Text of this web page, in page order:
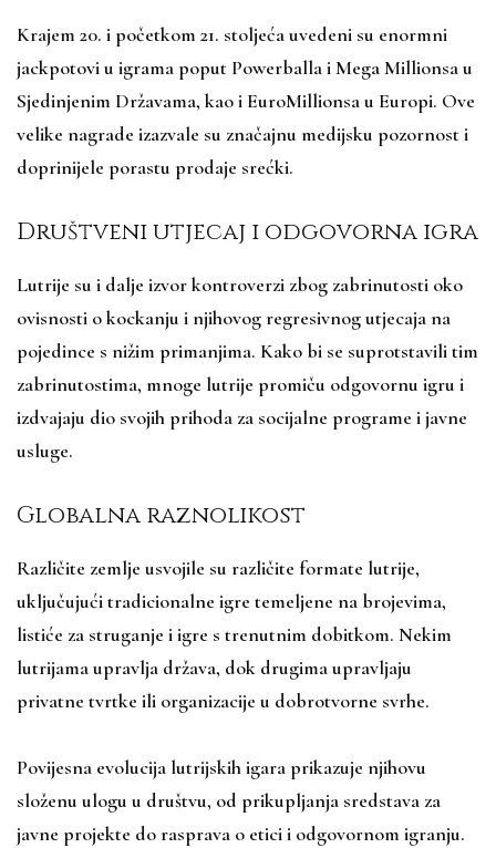
Krajem 20. i početkom 21. stoljeća uvedeni su enormni
jackpotovi u igrama poput Powerballa i Mega Millionsa u
Sjedinjenim Državama, kao i EuroMillionsa u Europi. Ove
velike nagrade izazvale su značajnu medijsku pozornost i
doprinijele porastu prodaje srećki.
Društveni utjecaj i odgovorna igra
Lutrije su i dalje izvor kontroverzi zbog zabrinutosti oko
ovisnosti o kockanju i njihovog regresivnog utjecaja na
pojedince s nižim primanjima. Kako bi se suprotstavili tim
zabrinutostima, mnoge lutrije promiču odgovornu igru i
izdvajaju dio svojih prihoda za socijalne programe i javne
usluge.
Globalna raznolikost
Različite zemlje usvojile su različite formate lutrije,
uključujući tradicionalne igre temeljene na brojevima,
listiće za struganje i igre s trenutnim dobitkom. Nekim
lutrijama upravlja država, dok drugima upravljaju
privatne tvrtke ili organizacije u dobrotvorne svrhe.
Povijesna evolucija lutrijskih igara prikazuje njihovu
složenu ulogu u društvu, od prikupljanja sredstava za
javne projekte do rasprava o etici i odgovornom igranju.